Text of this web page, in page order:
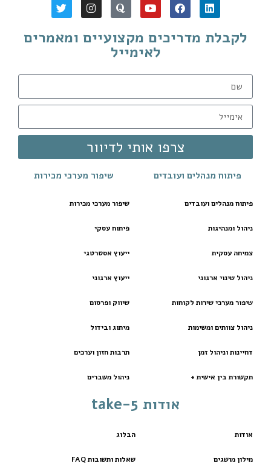
אודות take-5
אודות הבלוג
מילון מושגים שאלות ותשובות FAQ
שיפור מערכי מכירות
שיפור מערכי מכירות
פיתוח עסקי
ייעוץ אסטרטגי
ייעוץ ארגוני
שיווק ופרסום
מיתוג ובידול
תרבות חזון וערכים
ניהול משברים
פיתוח מנהלים ועובדים
פיתוח מנהלים ועובדים
ניהול ומנהיגות
צמיחה עסקית
ניהול שינוי ארגוני
שיפור מערכי שירות לקוחות
ניהול צוותים ומשימות
דחיינות וניהול זמן
תקשורת בין אישית +
לקבלת מדריכים מקצועיים ומאמרים
לאימייל
צרפו אותי לדיוור